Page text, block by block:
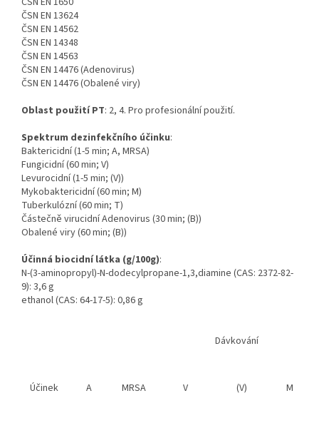
ČSN EN 13624
ČSN EN 14562
ČSN EN 14348
ČSN EN 14563
ČSN EN 14476 (Adenovirus)
ČSN EN 14476 (Obalené viry)
Oblast použití PT: 2, 4. Pro profesionální použití.
Spektrum dezinfekčního účinku:
Baktericidní (1-5 min; A, MRSA)
Fungicidní (60 min; V)
Levurocidní (1-5 min; (V))
Mykobaktericidní (60 min; M)
Tuberkulózní (60 min; T)
Částečně virucidní Adenovirus (30 min; (B))
Obalené viry (60 min; (B))
Účinná biocidní látka (g/100g):
N-(3-aminopropyl)-N-dodecylpropane-1,3,diamine (CAS: 2372-82-
9): 3,6 g
ethanol (CAS: 64-17-5): 0,86 g
Dávkování
Účinek A MRSA V (V) M